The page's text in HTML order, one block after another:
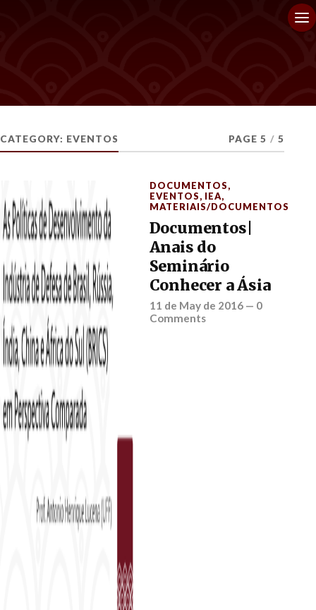
CATEGORY: EVENTOS PAGE 5 / 5
DOCUMENTOS,
EVENTOS, IEA,
MATERIAIS/DOCUMENTOS
Documentos|
Anais do
Seminário
Conhecer a Ásia
11 de May de 2016— 0
Comments